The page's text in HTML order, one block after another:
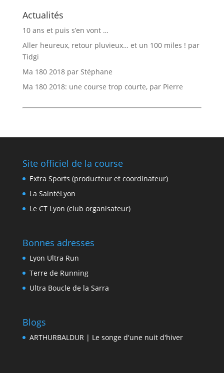
Actualités
10 ans et puis s’en vont …
Aller heureux, retour pluvieux… et un 100 miles ! par
Tidgi
Ma 180 2018 par Stéphane
Ma 180 2018: une course trop courte, par Pierre
Site officiel de la course
Extra Sports (producteur et coordinateur)
La SaintéLyon
Le CT Lyon (club organisateur)
Bonnes adresses
Lyon Ultra Run
Terre de Running
Ultra Boucle de la Sarra
Blogs
ARTHURBALDUR | Le songe d'une nuit d'hiver